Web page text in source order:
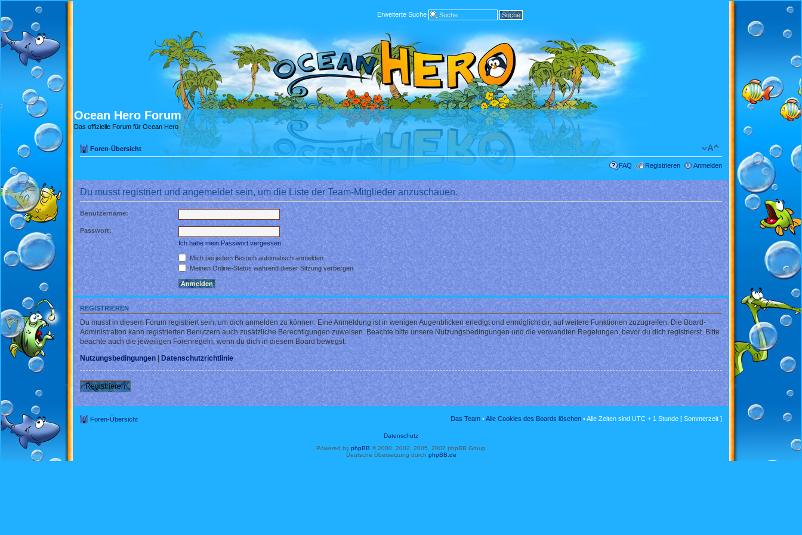
Erweiterte Suche
Ocean Hero Forum
Das offizielle Forum für Ocean Hero
Foren-Übersicht
FAQ Registrieren Anmelden
Du musst registriert und angemeldet sein, um die Liste der Team-Mitglieder anzuschauen.
Benutzername:
Passwort:
Ich habe mein Passwort vergessen
Mich bei jedem Besuch automatisch anmelden
Meinen Online-Status während dieser Sitzung verbergen
REGISTRIEREN
Du musst in diesem Forum registriert sein, um dich anmelden zu können. Eine Anmeldung ist in wenigen Augenblicken erledigt und ermöglicht dir, auf weitere Funktionen zuzugreifen. Die Board-
Administration kann registrierten Benutzern auch zusätzliche Berechtigungen zuweisen. Beachte bitte unsere Nutzungsbedingungen und die verwandten Regelungen, bevor du dich registrierst. Bitte
beachte auch die jeweiligen Forenregeln, wenn du dich in diesem Board bewegst.
Nutzungsbedingungen|Datenschutzrichtlinie
Registrieren
Foren-Übersicht Das Team •Alle Cookies des Boards löschen • Alle Zeiten sind UTC + 1 Stunde [ Sommerzeit ]
Datenschutz
Powered by phpBB © 2000, 2002, 2005, 2007 phpBB Group
Deutsche Übersetzung durch phpBB.de